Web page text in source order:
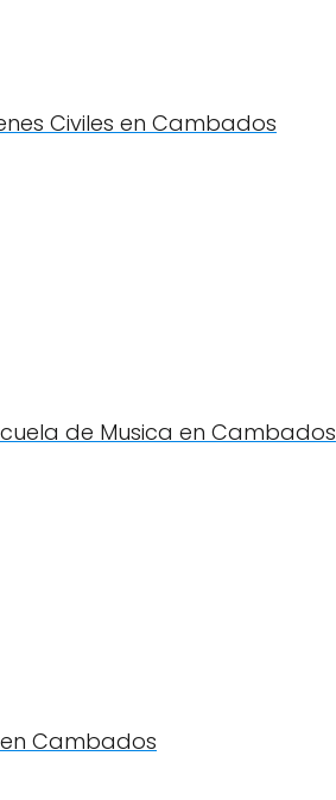
Civiles en Cambados
de Musica en Cambados
Cambados